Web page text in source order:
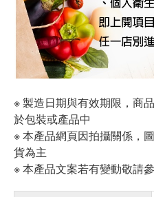
※ 製造日期與有效期限，商
於包裝或產品中
※ 本產品網頁因拍攝關係，
貨為主
※ 本產品文案若有變動敬請